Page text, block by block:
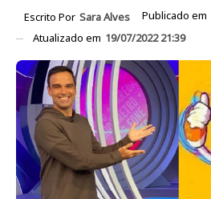
Escrito Por Sara Alves Publicado em
Atualizado em 19/07/2022 21:39